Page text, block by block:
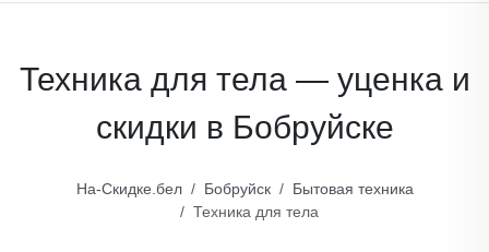
Техника для тела — уценка и
скидки в Бобруйске
На-Скидке.бел Бобруйск
Бытовая техника
Техника для тела